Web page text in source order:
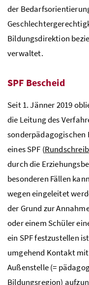
der
Bildungsdirektion
verwaltet.
SPF Bescheid
Seit 1. Jänner 2019
die Leitung des
sonderpädagogischen
einesSPF (
durch die
besonderen Fällen
wegen eingeleitet
der Grund zur
oder einem Schüler
ein SPFfestzustellen
umgehend Kontakt
Außenstelle (=
Bildungsregion)